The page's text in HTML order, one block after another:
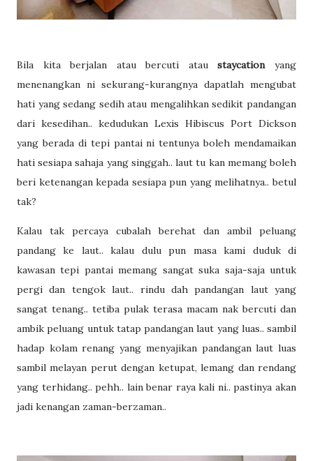
Bila kita berjalan atau bercuti ataustaycationyang
menenangkan ni sekurang-kurangnya dapatlah mengubat
hati yang sedang sedih atau mengalihkan sedikit pandangan
dari kesedihan.. kedudukan Lexis Hibiscus Port Dickson
yang berada di tepi pantai ni tentunya boleh mendamaikan
hati sesiapa sahaja yang singgah.. laut tu kan memang boleh
beri ketenangan kepada sesiapa pun yang melihatnya.. betul
tak?
Kalau tak percaya cubalah berehat dan ambil peluang
pandang ke laut.. kalau dulu pun masa kami duduk di
kawasan tepi pantai memang sangat suka saja-saja untuk
pergi dan tengok laut.. rindu dah pandangan laut yang
sangat tenang.. tetiba pulak terasa macam nak bercuti dan
ambik peluang untuk tatap pandangan laut yang luas.. sambil
hadap kolam renang yang menyajikan pandangan laut luas
sambil melayan perut dengan ketupat, lemang dan rendang
yang terhidang.. pehh.. lain benar raya kali ni.. pastinya akan
jadi kenangan zaman-berzaman..